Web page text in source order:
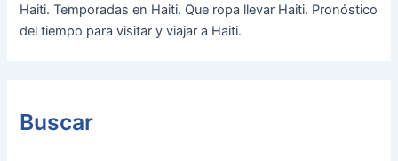
Haiti. Temporadas en Haiti. Que ropa llevar Haiti. Pronóstico
del tiempo para visitar y viajar a Haiti.
Buscar